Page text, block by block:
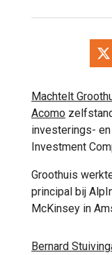
Machtelt
Acomo
investerings-
Investment
Groothuis
principal bij
McKinsey in
Bernard